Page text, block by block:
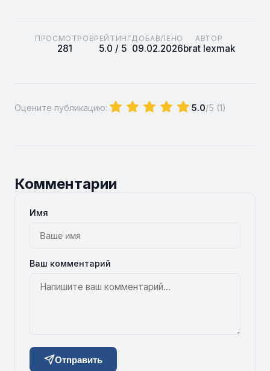
ПРОСМОТРОВ
281
РЕЙТИНГ
5.0 / 5
ДОБАВЛЕНО
09.02.2026
АВТОР
brat lexmak
Оцените публикацию: 5.0/5 (1)
Комментарии
Имя
Ваш комментарий
Отправить